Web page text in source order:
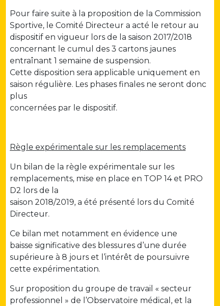
Pour faire suite à la proposition de la Commission
Sportive, le Comité Directeur a acté le retour au
dispositif en vigueur lors de la saison 2017/2018
concernant le cumul des 3 cartons jaunes
entraînant 1 semaine de suspension.
Cette disposition sera applicable uniquement en
saison régulière. Les phases finales ne seront donc
plus
concernées par le dispositif.
Règle expérimentale sur les remplacements
Un bilan de la règle expérimentale sur les
remplacements, mise en place en TOP 14 et PRO
D2 lors de la
saison 2018/2019, a été présenté lors du Comité
Directeur.
Ce bilan met notamment en évidence une
baisse significative des blessures d’une durée
supérieure à 8 jours et l’intérêt de poursuivre
cette expérimentation.
Sur proposition du groupe de travail « secteur
professionnel » de l’Observatoire médical, et la